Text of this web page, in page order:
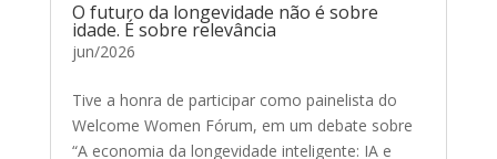
O futuro da longevidade não é sobre
idade. É sobre relevância
jun/2026
Tive a honra de participar como painelista do
Welcome Women Fórum, em um debate sobre
“A economia da longevidade inteligente: IA e